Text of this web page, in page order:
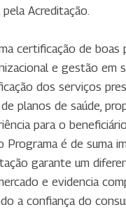
Acreditação.
certificação de boas
e gestão em
dos serviços
planos de saúde,
para o
Programa é de suma
garante um
e evidencia
a confiança do